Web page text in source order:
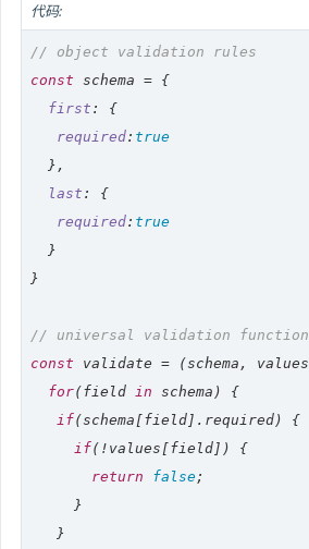
代码:
// object validation rules
const schema = {
first : {
required: true
  },
last : {
required: true
  }
}
// universal validation function
const validate = (schema, values
for(field in schema) {
if(schema[field].required) {
if(!values[field]) {
return
false;
     }
   }